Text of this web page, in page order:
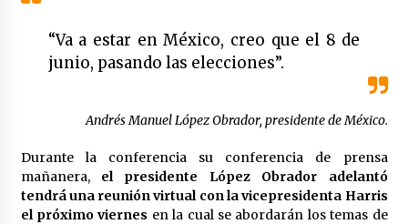
2 meses atrás
2 meses atrás
Trump asegura que barcos cargados de
petróleo están empezando a salir de Ormuz
2 meses atrás
“Va a estar en México, creo que el 8 de
junio, pasando las elecciones”.
Andrés Manuel López Obrador, presidente de México.
Durante la conferencia su conferencia de prensa
mañanera,el presidente López Obrador adelantó
tendrá una reunión virtual con la vicepresidenta Harris
el próximo viernes en la cual se abordarán los temas de